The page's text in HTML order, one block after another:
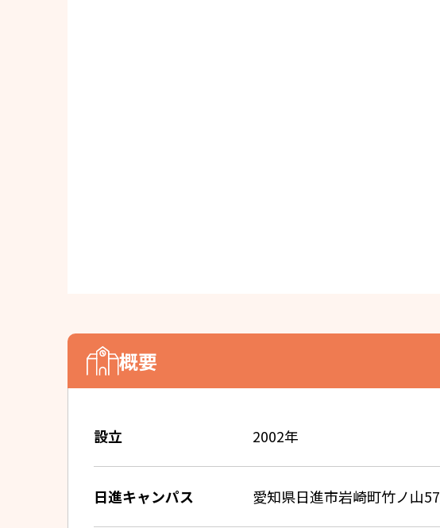
概要
設立 2002年
日進キャンパス 愛知県日進市岩崎町竹ノ山57